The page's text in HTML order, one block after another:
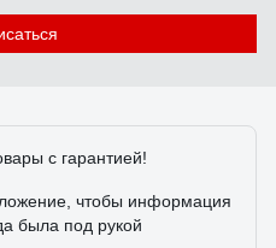
с гарантией!
чтобы информация
была под рукой